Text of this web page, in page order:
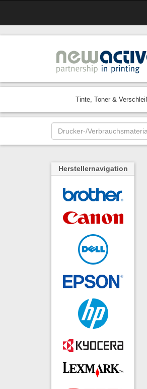
Tinte, Toner &
Herstellernavigation